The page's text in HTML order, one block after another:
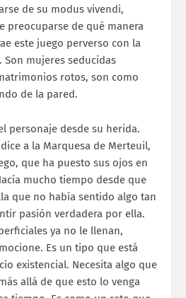
de su modus vivendi,
preocuparse de qué manera
este juego perverso con la
Son mujeres seducidas
rotos, son como
de la pared.
personaje desde su herida.
a la Marquesa de Merteuil,
que ha puesto sus ojos en
mucho tiempo desde que
que no había sentido algo tan
pasión verdadera por ella.
ya no le llenan,
Es un tipo que está
existencial. Necesita algo que
allá de que esto lo venga